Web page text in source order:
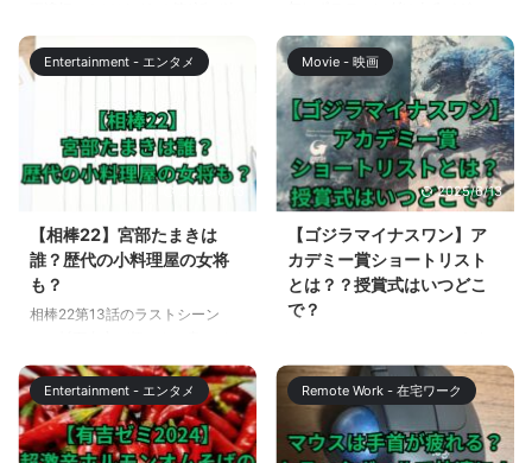
ドル愛がより深く理解できるでし
ょう ...
る】第1話喫茶スキャンダルのト
イレのポスターは？ 令和6年（西
暦2024年）のポス ...
送されました。 期待度が高かっ
た不適切にもほどがあるを楽しみ
にしていた方も多いはず！ 第1話
昭和世代にはとても懐かしい話題
やグッズの連続でした。 この記
事では不適切にもほどがある第1
の純子（河合優実）にプレゼント
（実際には錦糸町で買った偽物）
したセーラーズについて、また、
当時、セーラーズを着用していた
おニャン子クラブの映像を見る方
適切にもほどがある】第1話セー
ラーズって何？ ...
越年したことが話題になっていま
す。 また、佐々木朗希投手が
2023年シーズンからプロ野球選
手会を脱退していたことが報道さ
れました。 この記事では、佐々
木朗希投手が2023年シーズンか
らプロ野球選手会を脱退した理由
手会についても解説します。
佐々木朗希投手がプロ野球選手会
を脱退した理由は？ 佐々木朗希
投手が2023年シーズンからプロ
明らかになっていませんが、以 ...
Entertainment - エンタメ
2025/6/13
【相棒22】宮部たまきは
誰？歴代の小料理屋の女将
も？
相棒22第13話のラストシーン
た宮部たまきという名前。 懐か
しさを感じたのは長年の相棒ファ
ンだと思いますが、宮部たまきっ
て誰だろうと思った方も多いは
ず。 この記事では、相棒22第13
Movie - 映画
2025/6/13
【ゴジラマイナスワン】ア
カデミー賞ショートリスト
とは？？授賞式はいつどこ
で？
として初めてアカデミー賞の視覚
効果賞のショートリストに選出さ
れました。 ゴジラマイナスワン
は、2024年1月21日までの80日
間で、観客動員数354万人、興行
Entertainment - エンタメ Remote Work - 在宅ワーク